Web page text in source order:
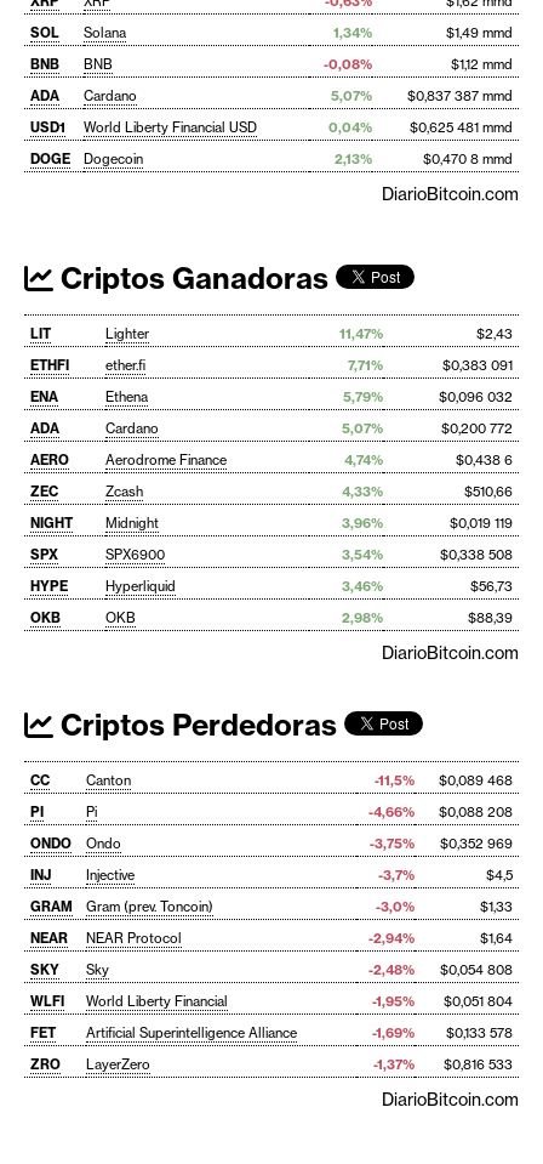
SOL
Solana 1,34%
$1,49 mmd
BNB
BNB -0,08%
$1,12 mmd
ADA
Cardano 5,07%
$0,837 387 mmd
USD1
World Liberty Financial USD 0,04%
$0,625 481 mmd
DOGE
Dogecoin 2,13% $0,470 8 mmd
DiarioBitcoin.com
Criptos Ganadoras
LIT Lighter 11,47%
$2,43
ETHFI
ether.fi 7,71%
$0,383 091
ENA
Ethena 5,79%
$0,096 032
ADA
Cardano 5,07%
$0,200 772
AERO
Aerodrome Finance 4,74%
$0,438 6
ZEC
Zcash 4,33%
$510,66
NIGHT
Midnight 3,96%
$0,019 119
SPX
SPX6900 3,54%
$0,338 508
HYPE
Hyperliquid 3,46%
$56,73
OKB
OKB 2,98% $88,39
DiarioBitcoin.com
Criptos Perdedoras
CC Canton -11,5%
$0,089 468
PI
Pi -4,66%
$0,088 208
ONDO
Ondo -3,75%
$0,352 969
INJ
Injective -3,7%
$4,5
GRAM
Gram (prev. Toncoin) -3,0%
$1,33
NEAR
NEAR Protocol -2,94%
$1,64
SKY
Sky -2,48%
$0,054 808
WLFI
World Liberty Financial -1,95%
$0,051 804
FET
Artificial Superintelligence Alliance -1,69%
$0,133 578
ZRO
LayerZero -1,37% $0,816 533
DiarioBitcoin.com